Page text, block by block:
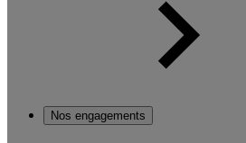
Nos engagements